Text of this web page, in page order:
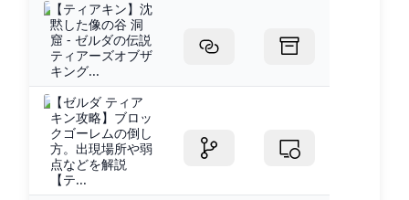
【ティアキン】沈
黙した像の谷 洞
窟 - ゼルダの伝説
ティアーズオブザ
キング...
【ゼルダ ティア
キン攻略】ブロッ
クゴーレムの倒し
方。出現場所や弱
点などを解説
【テ...